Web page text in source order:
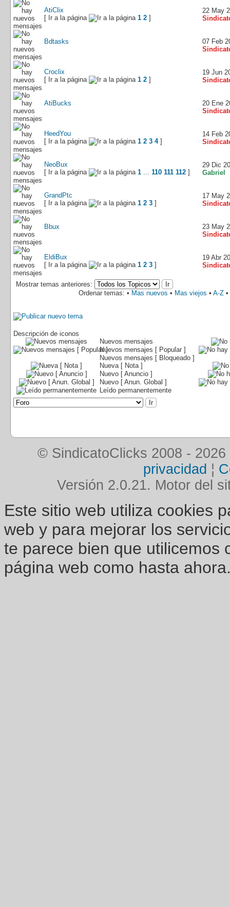
AtiClix
[ Ir a la página
1 2 ]
22 May
Bdtasks
07 Feb
Croclix
[ Ir a la página
1 2 ]
19 Jun
AtiBucks
20 Ene
HeedYou
[ Ir a la página
1 2 3 4]
14 Feb
NeoBux
[ Ir a la página
1 110 111 112 ]
29 Dic
Gabriel
GrandPtc
[ Ir a la página
1 2 3 ]
17 May
Bbux
23 May
EldiBux
[ Ir a la página
1 2 3 ]
19 Abr
Mostrar temas anteriores:
Ordenar temas: • Mas nuevos • Mas viejos • A-Z •
Descripción de iconos
Nuevos mensajes
Nuevos mensajes [ Popular ]
Nuevos mensajes [ Bloqueado ]
Nueva [ Nota ]
Nuevo [ Anuncio ]
Nuevo [ Anun. Global ]
Leído permanentemente
© SindicatoClicks 2008 - 2026
privacidad ¦
Versión 2.0.21. Motor del
Este sitio web utiliza cookies
web y para mejorar los
te parece bien que utilicemos
página web como hasta